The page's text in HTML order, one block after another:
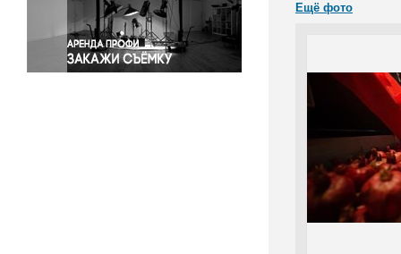
Экология
Экономика и бизнес
Ещё фото